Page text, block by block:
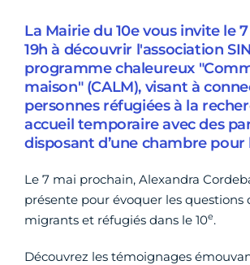
La Mairie du 10e vous invite le
19h à découvrir l'association
programme chaleureux
maison" (CALM), visant à
personnes réfugiées à la
accueil temporaire avec des
disposant d’une chambre pour
Le 7 mai prochain, Alexandra
présente pour évoquer les questions
migrants et réfugiés dans le 10e.
Découvrez les témoignages